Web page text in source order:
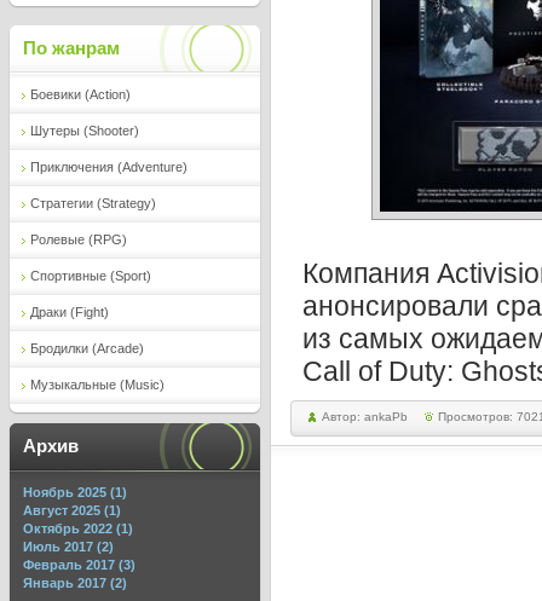
Компания
анонсировали
из самых
Call of Duty:
Автор: ankaPb Просмотров:
По жанрам
Боевики (Action)
Шутеры (Shooter)
Приключения (Adventure)
Стратегии (Strategy)
Ролевые (RPG)
Спортивные (Sport)
Драки (Fight)
Бродилки (Arcade)
Музыкальные (Music)
Архив
Ноябрь 2025 (1)
Август 2025 (1)
Октябрь 2022 (1)
Июль 2017 (2)
Февраль 2017 (3)
Январь 2017 (2)